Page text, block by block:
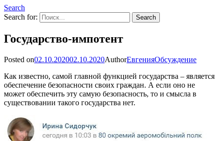
Search
Search for:
Государство-импотент
Posted on02.10.202002.10.2020AuthorЕвгенияОбсуждение
Как известно, самой главной функцией государства – является
обеспечение безопасности своих граждан. А если оно не
может обеспечить эту самую безопасность, то и смысла в
существовании такого государства нет.